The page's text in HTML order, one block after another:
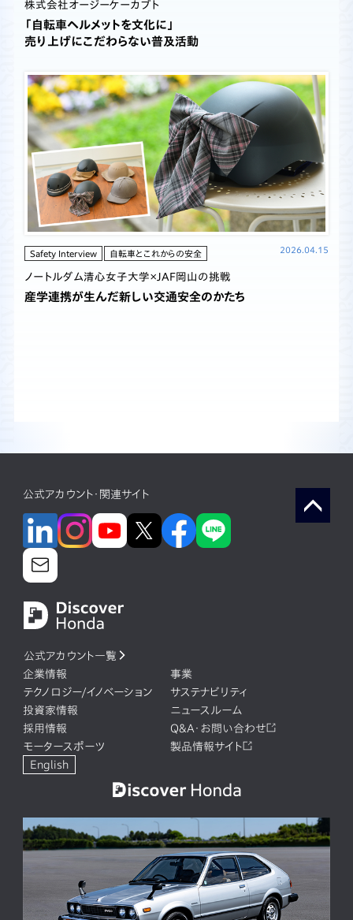
株式会社オージーケーカブト
「自転車ヘルメットを文化に」
売り上げにこだわらない普及活動
Safety Interview 自転車とこれからの安全 2026.04.15
ノートルダム清心女子大学×JAF岡山の挑戦
産学連携が生んだ新しい交通安全のかたち
公式アカウント・関連サイト
公式アカウント一覧
企業情報
事業
テクノロジー/イノベーション
サステナビリティ
投資家情報
ニュースルーム
採用情報
Q&A・お問い合わせ
モータースポーツ
製品情報サイト
English